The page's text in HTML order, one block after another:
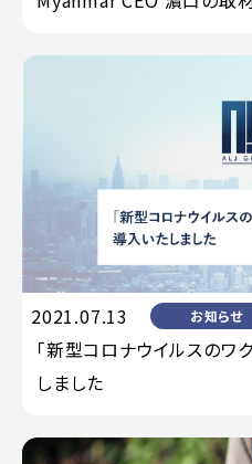
2021.07.13 お知らせ
「新型コロナウイルスのワ
しました